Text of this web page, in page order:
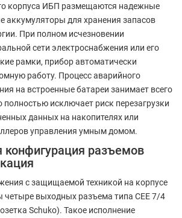
корпуса ИБП размещаются надежные
аккумуляторы для хранения запасов
При полном исчезновении
сети электроснабжения или его
рамки, прибор автоматически
работу. Процесс аварийного
на встроенные батареи занимает всего
полностью исключает риск перезагрузки
данных на накопителях или
управления умным домом.
конфигурация разъемов
с защищаемой техникой на корпусе
выходных разъема типа CEE 7/4
Schuko). Такое исполнение